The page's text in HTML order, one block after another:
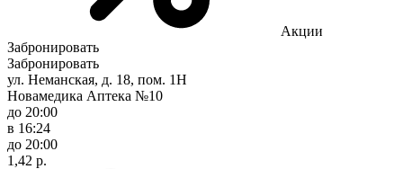
Акции
Забронировать
Забронировать
ул. Неманская, д. 18, пом. 1Н
Новамедика Аптека №10
до 20:00
в 16:24
до 20:00
1,42 р.